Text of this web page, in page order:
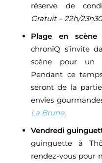
réserve de
Gratuit – 22h/
Plage en scène
chroniQ s’invite
scène pour un
Pendant ce
seront de la
envies
La Brune.
Vendredi
guinguette à
rendez-vous pour